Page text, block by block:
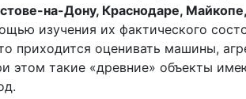
на-Дону, Краснодаре,
изучения их фактического
приходится оценивать машины,
этом такие «древние» объекты